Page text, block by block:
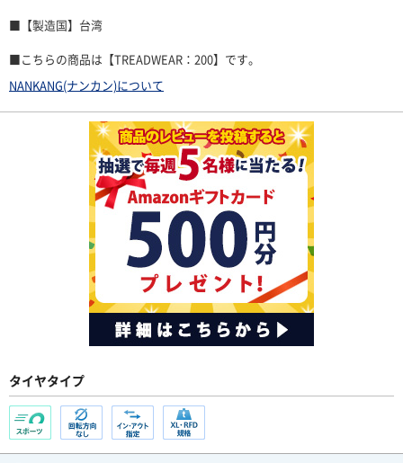
■【製造国】台湾
■こちらの商品は【TREADWEAR：200】です。
NANKANG(ナンカン)について
タイヤタイプ